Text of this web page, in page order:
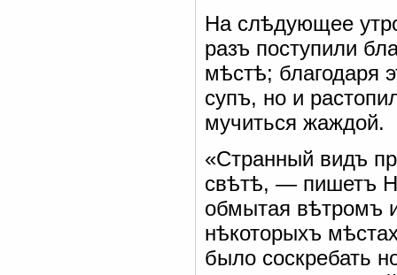
На слѣдующее
разъ поступили
мѣстѣ; благодаря
супъ, но и
мучиться жаждой.
«Странный видъ
свѣтѣ, — пишетъ
обмытая вѣтромъ
нѣкоторыхъ
было соскребать